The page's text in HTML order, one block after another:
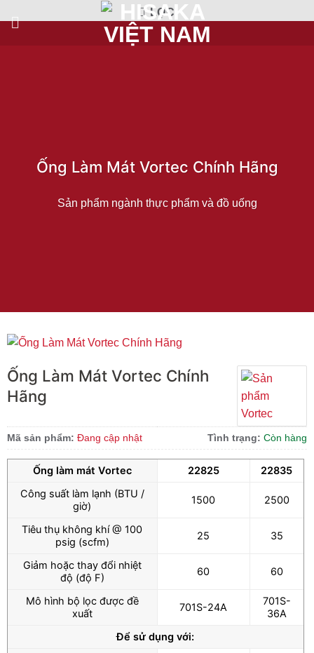
qua
LỌC
Ống Làm Mát Vortec Chính Hãng
Sản phẩm ngành thực phẩm và đồ uống
Ống Làm Mát Vortec Chính
Hãng
Mã sản phẩm: Đang cập nhật Tình trạng: Còn hàng
Ống làm mát Vortec 22825
22835
Công suất làm lạnh (BTU /
giờ)
1500 2500
Tiêu thụ không khí @ 100
psig (scfm)
25 35
Giảm hoặc thay đổi nhiệt
độ (độ F)
60 60
Mô hình bộ lọc được đề
xuất
701S-24A
701S-
36A
Để sử dụng với: